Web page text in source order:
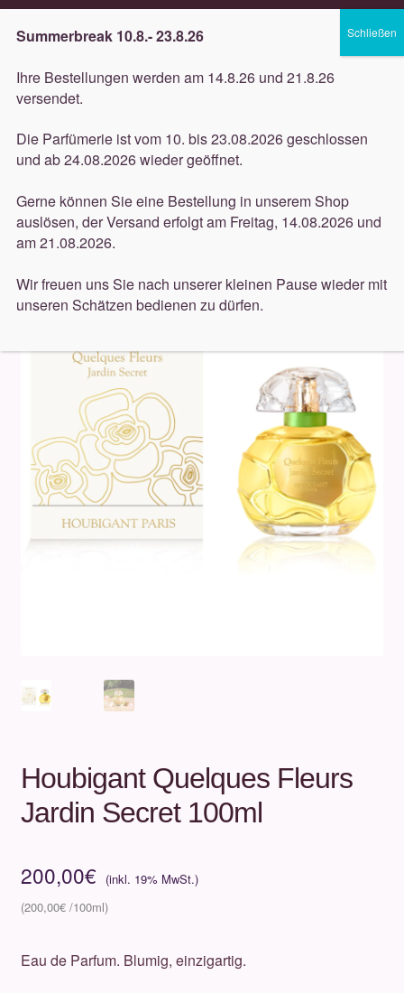
Lieferung innerhalb 3 Werktagen
Navigation
springen
Inhalt
springen
Düfte
öffnen
öffnen
Dekorative
Accessoires
öffnen
Neuigkeiten
Über uns
öffnen
Kontakt
Start Düfte Houbigant
Houbigant Quelques Fleurs
Houbigant Quelques Fleurs
Jardin Secret 100ml
200,00€
200,00€
Eau de Parfum. Blumig, einzigartig.
Summerbreak 10.8.- 23.8.26
Ihre Bestellungen werden am 14.8.26 und 21.8.26
versendet.
Die Parfümerie ist vom 10. bis 23.08.2026 geschlossen
und ab 24.08.2026 wieder geöffnet.
Gerne können Sie eine Bestellung in unserem Shop
auslösen, der Versand erfolgt am Freitag, 14.08.2026 und
am 21.08.2026.
Wir freuen uns Sie nach unserer kleinen Pause wieder mit
unseren Schätzen bedienen zu dürfen.